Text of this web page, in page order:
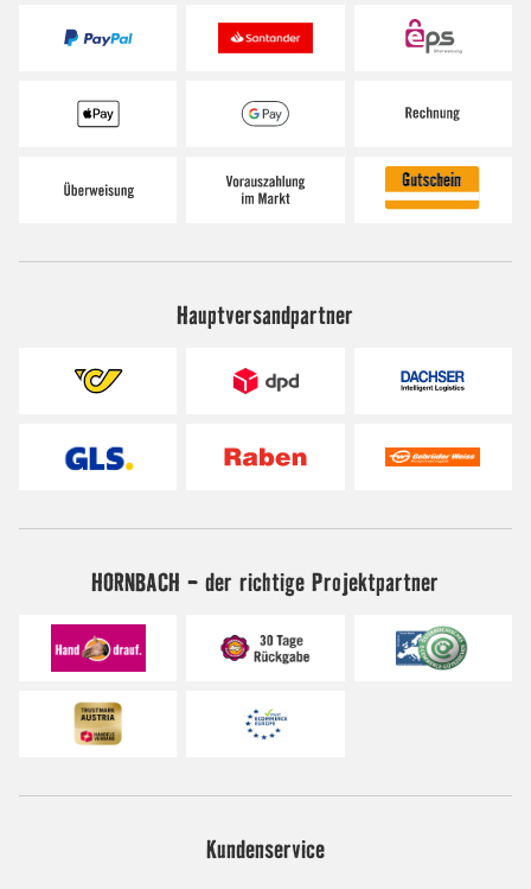
Hauptversandpartner
HORNBACH - der richtige Projektpartner
Kundenservice